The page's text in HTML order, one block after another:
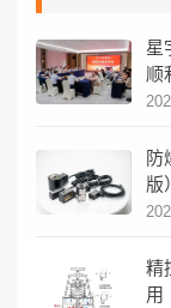
星
顺
防
版）
精
用